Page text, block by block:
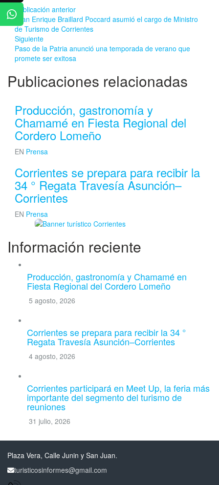
WhatsApp
Publicación anterior
Juan Enrique Braillard Poccard asumió el cargo de Ministro
de Turismo de Corrientes
Siguiente
Paso de la Patria anunció una temporada de verano que
promete ser exitosa
Publicaciones relacionadas
Producción, gastronomía y
Chamamé en Fiesta Regional del
Cordero Lomeño
EN Prensa
Corrientes se prepara para recibir la
34 ° Regata Travesía Asunción–
Corrientes
EN Prensa
Información reciente
Producción, gastronomía y Chamamé en
Fiesta Regional del Cordero Lomeño
5 agosto, 2026
Corrientes se prepara para recibir la 34 °
Regata Travesía Asunción–Corrientes
4 agosto, 2026
Corrientes participará en Meet Up, la feria más
importante del segmento del turismo de
reuniones
31 julio, 2026
Plaza Vera, Calle Junin y San Juan.
turisticosinformes@gmail.com